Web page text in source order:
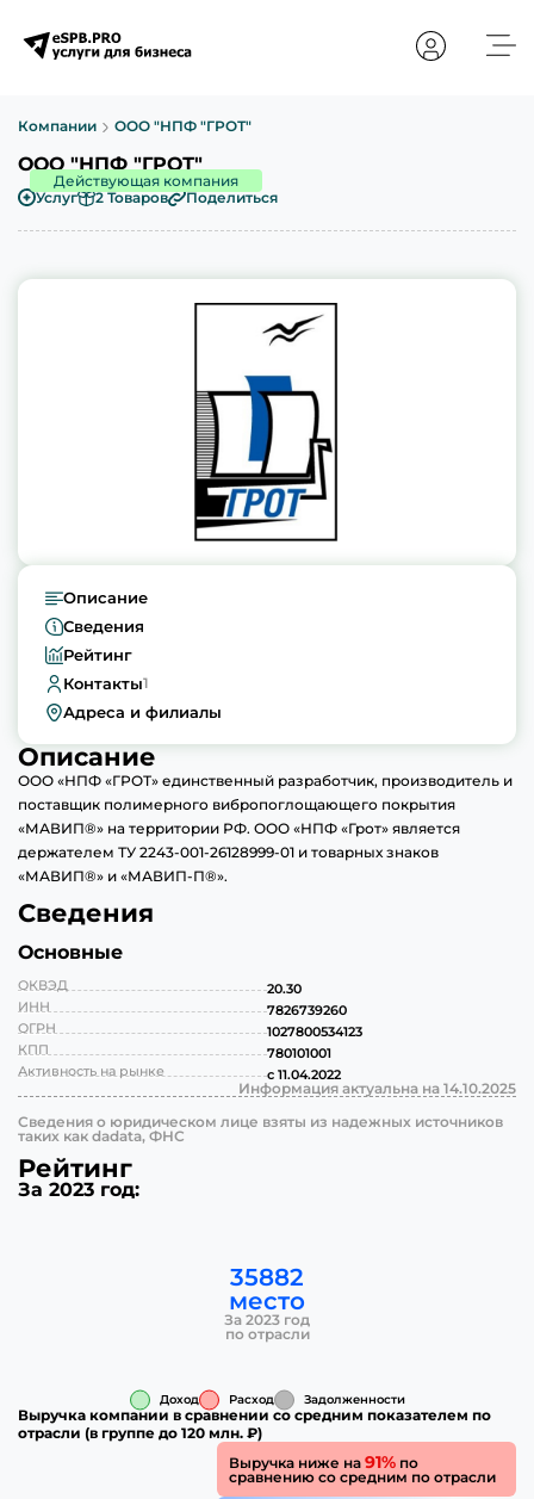
Компании ООО "НПФ "ГРОТ"
ООО "НПФ "ГРОТ"
Услуг 2 Товаров Поделиться
Действующая компания
Описание
ООО «НПФ «ГРОТ» единственный разработчик, производитель и
поставщик полимерного вибропоглощающего покрытия
«МАВИП®» на территории РФ. ООО «НПФ «Грот» является
держателем ТУ 2243-001-26128999-01 и товарных знаков
«МАВИП®» и «МАВИП-П®».
Сведения
Основные
ОКВЭД
20.30
ИНН
7826739260
ОГРН
1027800534123
КПП
780101001
Активность на рынке
с 11.04.2022
Информация актуальна на 14.10.2025
Сведения о юридическом лице взяты из надежных источников
таких как dadata, ФНС
Рейтинг
За 2023 год:
35882
место
За 2023 год
по отрасли
Доход Расход Задолженности
Выручка компании в сравнении со средним показателем по
отрасли (в группе до 120 млн. ₽)
Выручка ниже на91% по
сравнению со средним по отрасли
Описание
Сведения
Рейтинг
Контакты1
Адреса и филиалы